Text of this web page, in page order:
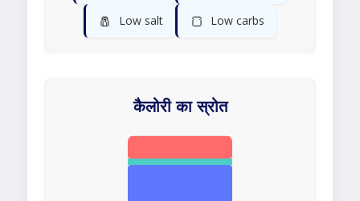
🧂 Low salt 🍞 Low carbs
कैलोरी का स्रोत